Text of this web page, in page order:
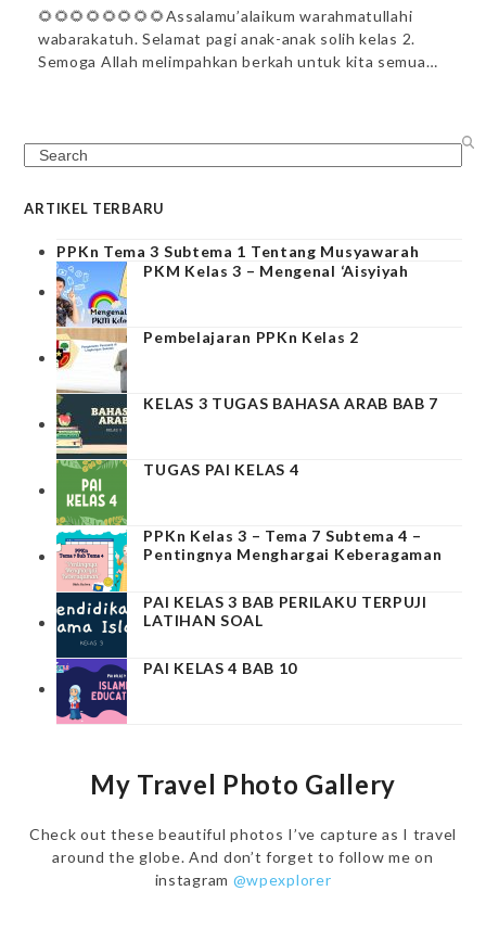
🌻🌻🌻🌻🌻🌻🌻🌻Assalamu’alaikum warahmatullahi
wabarakatuh. Selamat pagi anak-anak solih kelas 2.
Semoga Allah melimpahkan berkah untuk kita semua…
Search
ARTIKEL TERBARU
PPKn Tema 3 Subtema 1 Tentang Musyawarah
PKM Kelas 3 – Mengenal ‘Aisyiyah
Pembelajaran PPKn Kelas 2
KELAS 3 TUGAS BAHASA ARAB BAB 7
TUGAS PAI KELAS 4
PPKn Kelas 3 – Tema 7 Subtema 4 –
Pentingnya Menghargai Keberagaman
PAI KELAS 3 BAB PERILAKU TERPUJI
LATIHAN SOAL
PAI KELAS 4 BAB 10
My Travel Photo Gallery
Check out these beautiful photos I’ve capture as I travel
around the globe. And don’t forget to follow me on
instagram @wpexplorer